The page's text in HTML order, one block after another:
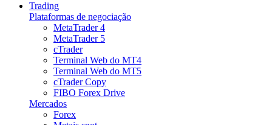
Trading
Plataformas de negociação
MetaTrader 4
MetaTrader 5
cTrader
Terminal Web do MT4
Terminal Web do MT5
cTrader Copy
FIBO Forex Drive
Mercados
Forex